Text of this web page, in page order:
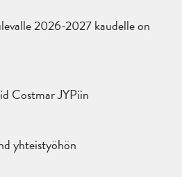
2026-2027 kaudelle on
Costmar JYPiin
yhteistyöhön